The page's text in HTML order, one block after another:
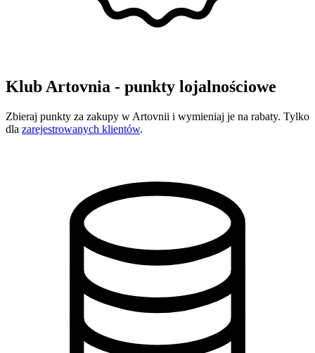
Klub Artovnia - punkty lojalnościowe
Zbieraj punkty za zakupy w Artovnii i wymieniaj je na rabaty. Tylko
dla zarejestrowanych klientów.